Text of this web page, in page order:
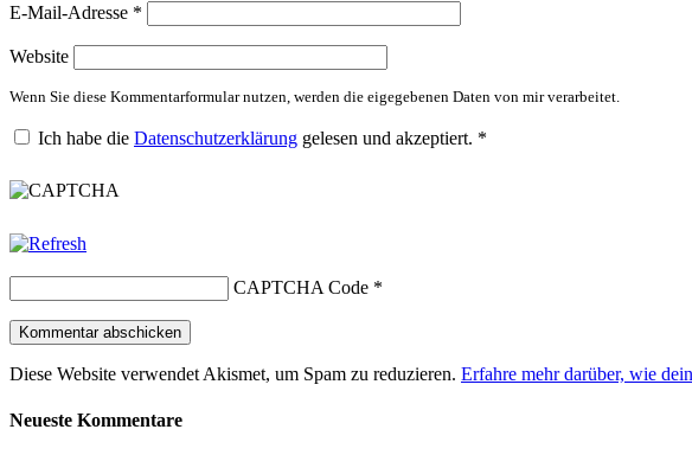
E-Mail-Adresse *
Website
Wenn Sie diese Kommentarformular nutzen, werden die eigegebenen Daten von mir verarbeitet.
Ich habe die Datenschutzerklärung gelesen und akzeptiert. *
CAPTCHA Code *
Diese Website verwendet Akismet, um Spam zu reduzieren. Erfahre mehr darüber, wie
Neueste Kommentare